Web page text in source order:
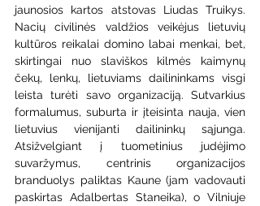
jaunosios kartos atstovas Liudas Truikys.
Nacių civilinės valdžios veikėjus lietuvių
kultūros reikalai domino labai menkai, bet,
skirtingai nuo slaviškos kilmės kaimynų
čekų, lenkų, lietuviams dailininkams visgi
leista turėti savo organizaciją. Sutvarkius
formalumus, suburta ir įteisinta nauja, vien
lietuvius vienijanti dailininkų sąjunga.
Atsižvelgiant į tuometinius judėjimo
suvaržymus, centrinis organizacijos
branduolys paliktas Kaune (jam vadovauti
paskirtas Adalbertas Staneika), o Vilniuje